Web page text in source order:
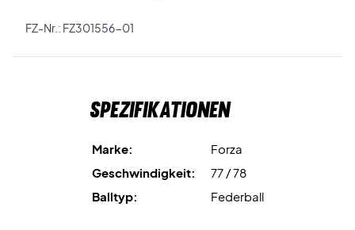
FZ-Nr.: FZ301556-01
Spezifikationen
Marke:
Forza
Geschwindigkeit:
77 / 78
Balltyp:
Federball